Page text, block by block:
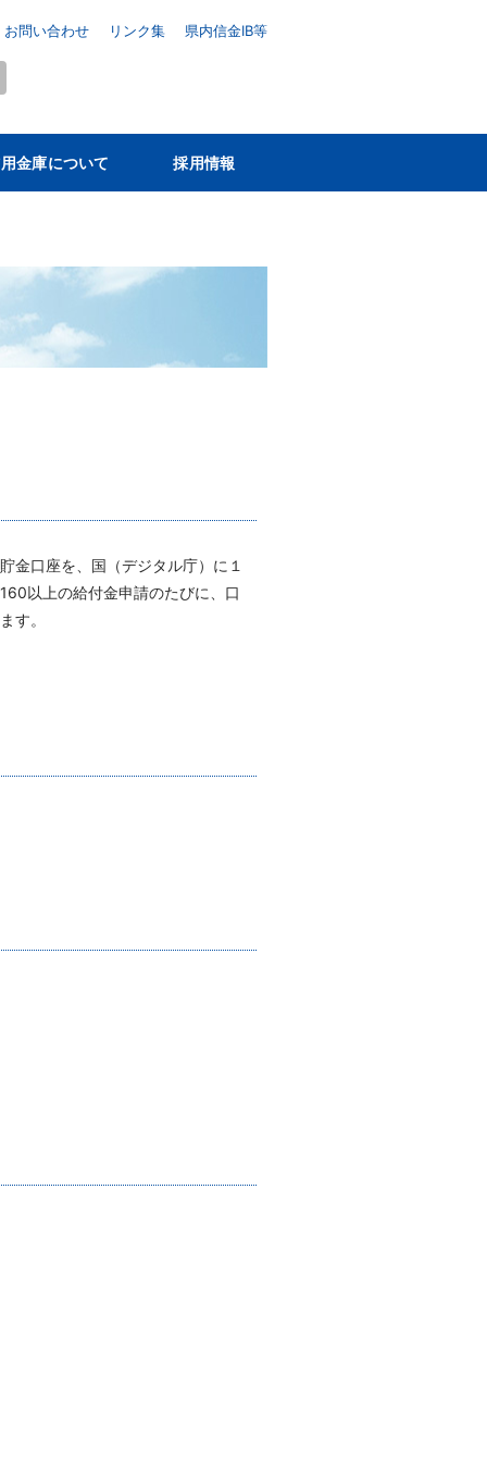
お問い合わせ リンク集 県内信金IB等
金庫について 採用情報
金口座を、国（デジタル庁）に１
以上の給付金申請のたびに、口
す。